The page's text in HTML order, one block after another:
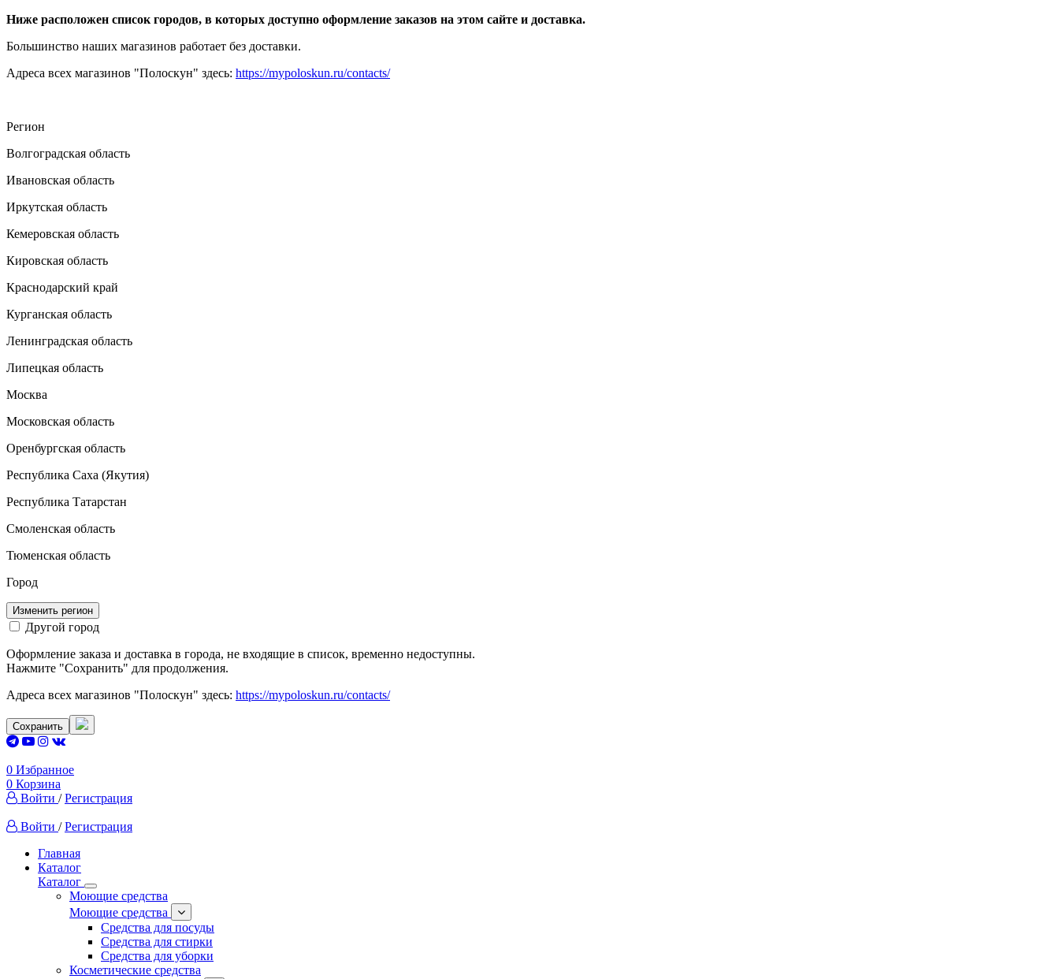
Ниже расположен список городов, в которых доступно оформление заказов на этом сайте и доставка.
Большинство наших магазинов работает без доставки.
Адреса всех магазинов "Полоскун" здесь: https://mypoloskun.ru/contacts/
Регион
Волгоградская область
Ивановская область
Иркутская область
Кемеровская область
Кировская область
Краснодарский край
Курганская область
Ленинградская область
Липецкая область
Москва
Московская область
Оренбургская область
Республика Саха (Якутия)
Республика Татарстан
Смоленская область
Тюменская область
Город
Изменить регион
Другой город
Оформление заказа и доставка в города, не входящие в список, временно недоступны.
Нажмите "Сохранить" для продолжения.
Адреса всех магазинов "Полоскун" здесь: https://mypoloskun.ru/contacts/
Сохранить
0 Избранное
0 Корзина
Войти / Регистрация
Войти / Регистрация
Главная
Каталог
Каталог
Моющие средства
Моющие средства
Средства для посуды
Средства для стирки
Средства для уборки
Косметические средства